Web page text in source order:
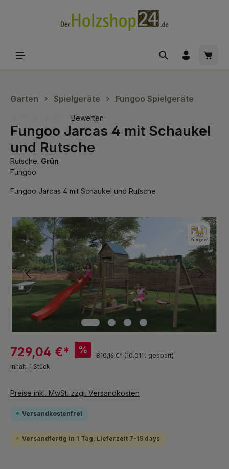
Garten Spielgeräte Fungoo Spielgeräte
Durchschnittliche Bewertung von 0 von 5 Sternen
Bewerten
Fungoo Jarcas 4 mit Schaukel
und Rutsche
Rutsche: Grün
Fungoo
Fungoo Jarcas 4 mit Schaukel und Rutsche
Bildergalerie überspringen
729,04 €* %
810,16 €* (10.01% gespart)
Inhalt: 1 Stück
Preise inkl. MwSt. zzgl. Versandkosten
Versandkostenfrei
Versandfertig in 1 Tag, Lieferzeit 7-15 days